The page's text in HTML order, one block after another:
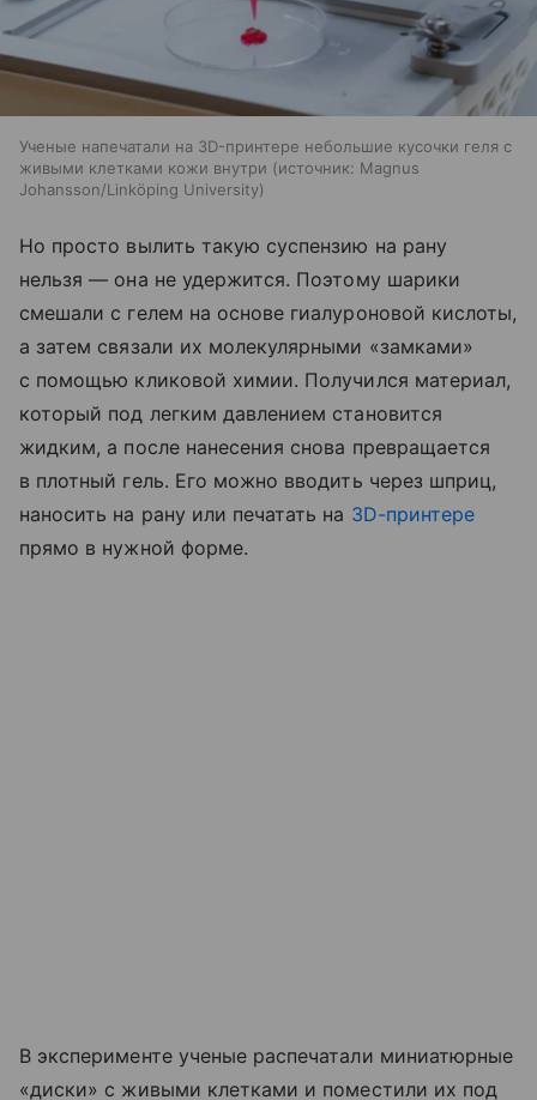
Ученые напечатали на 3D-принтере небольшие кусочки геля с
живыми клетками кожи внутри
источник: Magnus
Johansson/Linköping University
Но просто вылить такую суспензию на рану
нельзя — она не удержится. Поэтому шарики
смешали с гелем на основе гиалуроновой кислоты,
а затем связали их молекулярными «замками»
с помощью кликовой химии. Получился материал,
который под легким давлением становится
жидким, а после нанесения снова превращается
в плотный гель. Его можно вводить через шприц,
наносить на рану или печатать на 3D-принтере
прямо в нужной форме.
В эксперименте ученые распечатали миниатюрные
«диски» с живыми клетками и поместили их под